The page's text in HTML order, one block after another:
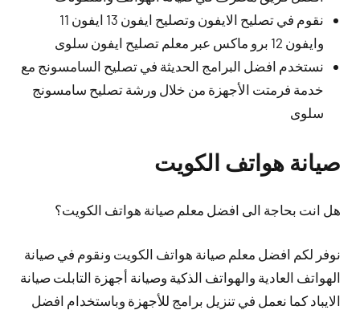
نقوم في تصليح الايفون وتصليح ايفون 13 ايفون 11
وايفون 12 برو ماكس عبر معلم تصليح ايفون سلوى
نستخدم افضل البرامج الحديثة في تصليح السامسونج مع
خدمة فرمتت الأجهزة من خلال ورشة تصليح سامسونج
سلوى
صيانة هواتف الكويت
هل انت بحاجة الى افضل معلم صيانة هواتف الكويت؟
نوفر لكم افضل معلم صيانة هواتف الكويت ونقوم في صيانة
الهواتف العادية والهواتف الذكية وصيانة أجهزة التابلت صيانة
الايباد كما نعمل في تنزيل برامج للأجهزة وباستخدام افضل